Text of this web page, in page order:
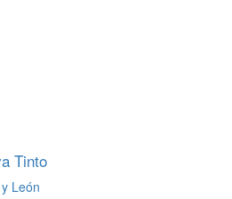
Tinto
León